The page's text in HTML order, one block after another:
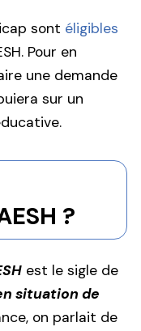
sont éligibles
Pour en
une demande
sur un
?
est le sigle de
situation de
on parlait de